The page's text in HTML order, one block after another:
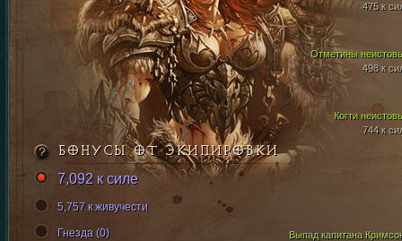
Отметины
498 к
Когти
744 к
475 к
Выпад капитана
БОНУСЫ ОТ ЭКИПИРОВКИ
7,092 к силе
5,757 к живучести
Гнезда (0)